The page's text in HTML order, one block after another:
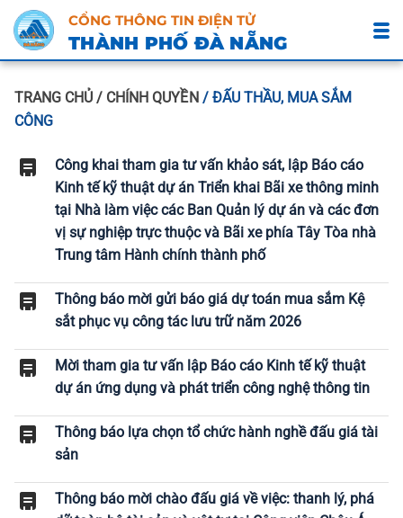
CỔNG THÔNG TIN ĐIỆN TỬ
THÀNH PHỐ ĐÀ NẴNG
TRANG CHỦ / CHÍNH QUYỀN / ĐẤU THẦU, MUA SẮM
CÔNG
Công khai tham gia tư vấn khảo sát, lập Báo cáo
Kinh tế kỹ thuật dự án Triển khai Bãi xe thông minh
tại Nhà làm việc các Ban Quản lý dự án và các đơn
vị sự nghiệp trực thuộc và Bãi xe phía Tây Tòa nhà
Trung tâm Hành chính thành phố
Thông báo mời gửi báo giá dự toán mua sắm Kệ
sắt phục vụ công tác lưu trữ năm 2026
Mời tham gia tư vấn lập Báo cáo Kinh tế kỹ thuật
dự án ứng dụng và phát triển công nghệ thông tin
Thông báo lựa chọn tổ chức hành nghề đấu giá tài
sản
Thông báo mời chào đấu giá về việc: thanh lý, phá